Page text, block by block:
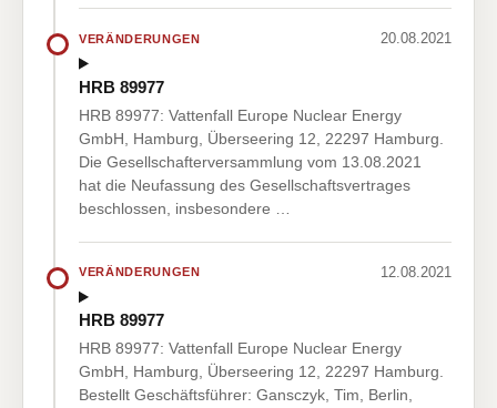
VERÄNDERUNGEN 20.08.2021
HRB 89977
HRB 89977: Vattenfall Europe Nuclear Energy
GmbH, Hamburg, Überseering 12, 22297 Hamburg.
Die Gesellschafterversammlung vom 13.08.2021
hat die Neufassung des Gesellschaftsvertrages
beschlossen, insbesondere …
VERÄNDERUNGEN 12.08.2021
HRB 89977
HRB 89977: Vattenfall Europe Nuclear Energy
GmbH, Hamburg, Überseering 12, 22297 Hamburg.
Bestellt Geschäftsführer: Gansczyk, Tim, Berlin,